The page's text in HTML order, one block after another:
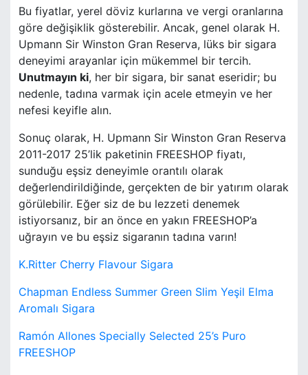
Bu fiyatlar, yerel döviz kurlarına ve vergi oranlarına
göre değişiklik gösterebilir. Ancak, genel olarak H.
Upmann Sir Winston Gran Reserva, lüks bir sigara
deneyimi arayanlar için mükemmel bir tercih.
Unutmayın ki, her bir sigara, bir sanat eseridir; bu
nedenle, tadına varmak için acele etmeyin ve her
nefesi keyifle alın.
Sonuç olarak, H. Upmann Sir Winston Gran Reserva
2011-2017 25’lik paketinin FREESHOP fiyatı,
sunduğu eşsiz deneyimle orantılı olarak
değerlendirildiğinde, gerçekten de bir yatırım olarak
görülebilir. Eğer siz de bu lezzeti denemek
istiyorsanız, bir an önce en yakın FREESHOP’a
uğrayın ve bu eşsiz sigaranın tadına varın!
K.Ritter Cherry Flavour Sigara
Chapman Endless Summer Green Slim Yeşil Elma
Aromalı Sigara
Ramón Allones Specially Selected 25’s Puro
FREESHOP